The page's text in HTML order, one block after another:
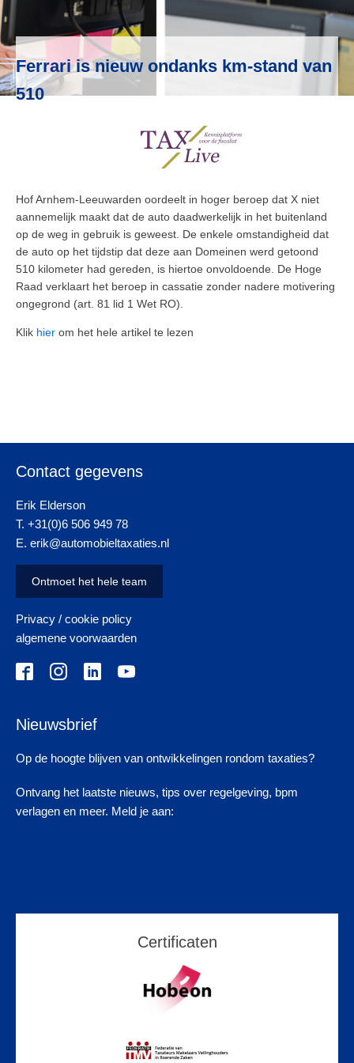
Ferrari is nieuw ondanks km-stand van
510
Hof Arnhem-Leeuwarden oordeelt in hoger beroep dat X niet
aannemelijk maakt dat de auto daadwerkelijk in het buitenland
op de weg in gebruik is geweest. De enkele omstandigheid dat
de auto op het tijdstip dat deze aan Domeinen werd getoond
510 kilometer had gereden, is hiertoe onvoldoende. De Hoge
Raad verklaart het beroep in cassatie zonder nadere motivering
ongegrond (art. 81 lid 1 Wet RO).
Klik hier om het hele artikel te lezen
Contact gegevens
Erik Elderson
T. +31(0)6 506 949 78
E. erik@automobieltaxaties.nl
Ontmoet het hele team
Privacy / cookie policy
algemene voorwaarden
Nieuwsbrief
Op de hoogte blijven van ontwikkelingen rondom taxaties?
Ontvang het laatste nieuws, tips over regelgeving, bpm
verlagen en meer. Meld je aan:
Certificaten